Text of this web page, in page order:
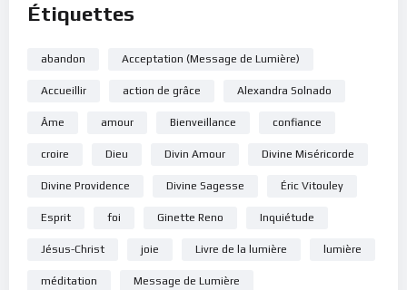
Étiquettes
abandon Acceptation (Message de Lumière)
Accueillir action de grâce Alexandra Solnado
Âme amour Bienveillance confiance
croire Dieu Divin Amour Divine Miséricorde
Divine Providence Divine Sagesse Éric Vitouley
Esprit foi Ginette Reno Inquiétude
Jésus-Christ joie Livre de la lumière lumière
méditation Message de Lumière